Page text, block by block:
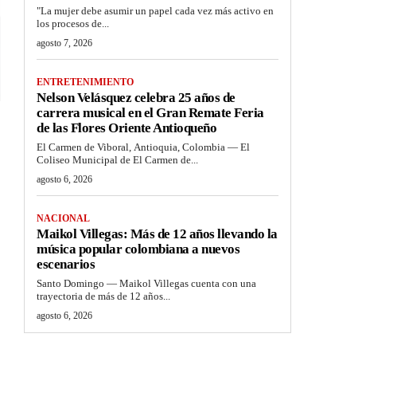
"La mujer debe asumir un papel cada vez más activo en
los procesos de...
agosto 7, 2026
ENTRETENIMIENTO
Nelson Velásquez celebra 25 años de
carrera musical en el Gran Remate Feria
de las Flores Oriente Antioqueño
El Carmen de Viboral, Antioquia, Colombia — El
Coliseo Municipal de El Carmen de...
agosto 6, 2026
NACIONAL
Maikol Villegas: Más de 12 años llevando la
música popular colombiana a nuevos
escenarios
Santo Domingo — Maikol Villegas cuenta con una
trayectoria de más de 12 años...
agosto 6, 2026